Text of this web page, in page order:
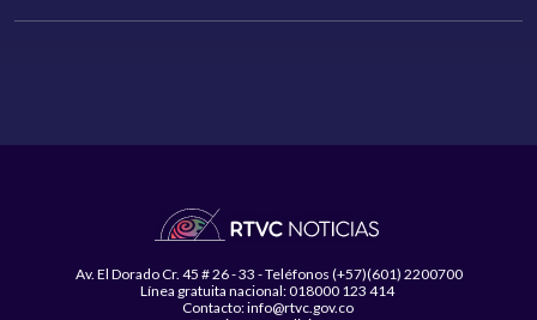
Av. El Dorado Cr. 45 # 26 - 33 - Teléfonos (+57)(601) 2200700
Línea gratuita nacional: 018000 123 414
Contacto: info@rtvc.gov.co